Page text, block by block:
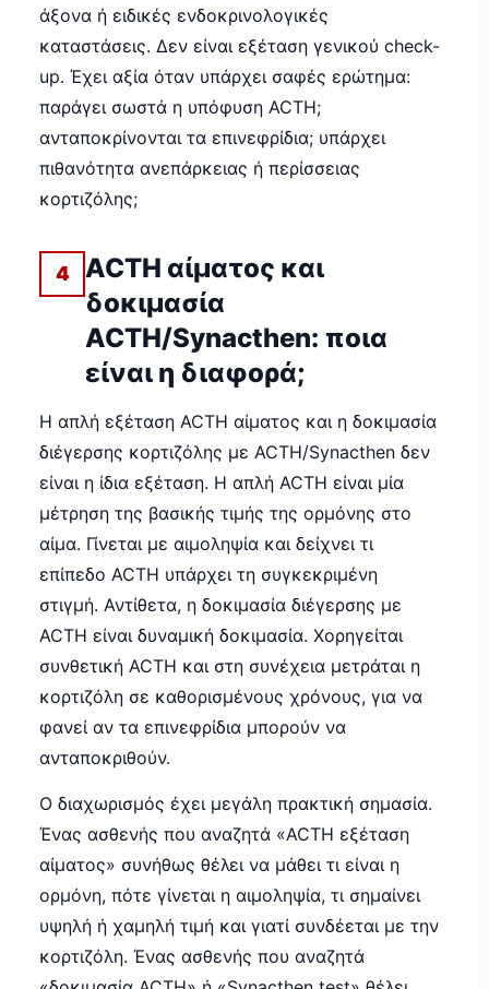
άξονα ή ειδικές ενδοκρινολογικές
καταστάσεις. Δεν είναι εξέταση γενικού check-
up. Έχει αξία όταν υπάρχει σαφές ερώτημα:
παράγει σωστά η υπόφυση ACTH;
ανταποκρίνονται τα επινεφρίδια; υπάρχει
πιθανότητα ανεπάρκειας ή περίσσειας
κορτιζόλης;
4
ACTH αίματος και
δοκιμασία
ACTH/Synacthen: ποια
είναι η διαφορά;
Η απλή εξέταση ACTH αίματος και η δοκιμασία
διέγερσης κορτιζόλης με ACTH/Synacthen δεν
είναι η ίδια εξέταση. Η απλή ACTH είναι μία
μέτρηση της βασικής τιμής της ορμόνης στο
αίμα. Γίνεται με αιμοληψία και δείχνει τι
επίπεδο ACTH υπάρχει τη συγκεκριμένη
στιγμή. Αντίθετα, η δοκιμασία διέγερσης με
ACTH είναι δυναμική δοκιμασία. Χορηγείται
συνθετική ACTH και στη συνέχεια μετράται η
κορτιζόλη σε καθορισμένους χρόνους, για να
φανεί αν τα επινεφρίδια μπορούν να
ανταποκριθούν.
Ο διαχωρισμός έχει μεγάλη πρακτική σημασία.
Ένας ασθενής που αναζητά «ACTH εξέταση
αίματος» συνήθως θέλει να μάθει τι είναι η
ορμόνη, πότε γίνεται η αιμοληψία, τι σημαίνει
υψηλή ή χαμηλή τιμή και γιατί συνδέεται με την
κορτιζόλη. Ένας ασθενής που αναζητά